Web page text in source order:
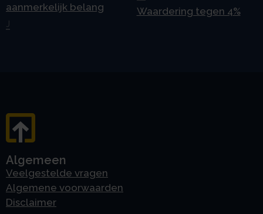
aanmerkelijk belang
Waardering tegen 4%
Algemeen
Veelgestelde vragen
Algemene voorwaarden
Disclaimer